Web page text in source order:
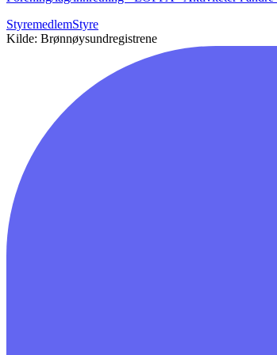
StyremedlemStyre
Kilde: Brønnøysundregistrene